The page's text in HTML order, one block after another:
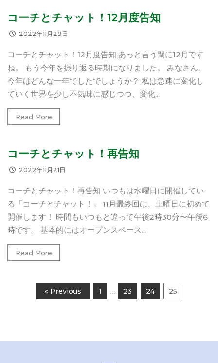
コーチとチャット！12月度告知
2022年11月29日
コーチとチャット！12月度告知 あっと言う間に12月です
ね。 もう今年を振り返る時期になりました。 みなさん、
今年はどんな一年でしたでしょうか？ 私は急速に変化し
ていく世界を少し不気味に感じつつ、変化...
Read More
コーチとチャット！再告知
2022年11月21日
コーチとチャット！再告知 いつもは水曜日に開催してい
る「コーチとチャット！」 11月最終回は、土曜日に初めて
開催します！ 時間もいつもと違って午後2時30分〜午後6
時です。 基本的にはオープンスペース...
Read More
« Previous 1 … 23 24 25